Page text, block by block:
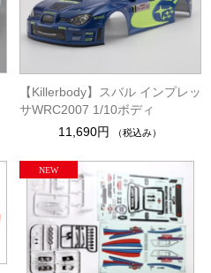
【Killerbody】スバル インプレッ
サWRC2007 1/10ボディ
11,690円
（税込み）